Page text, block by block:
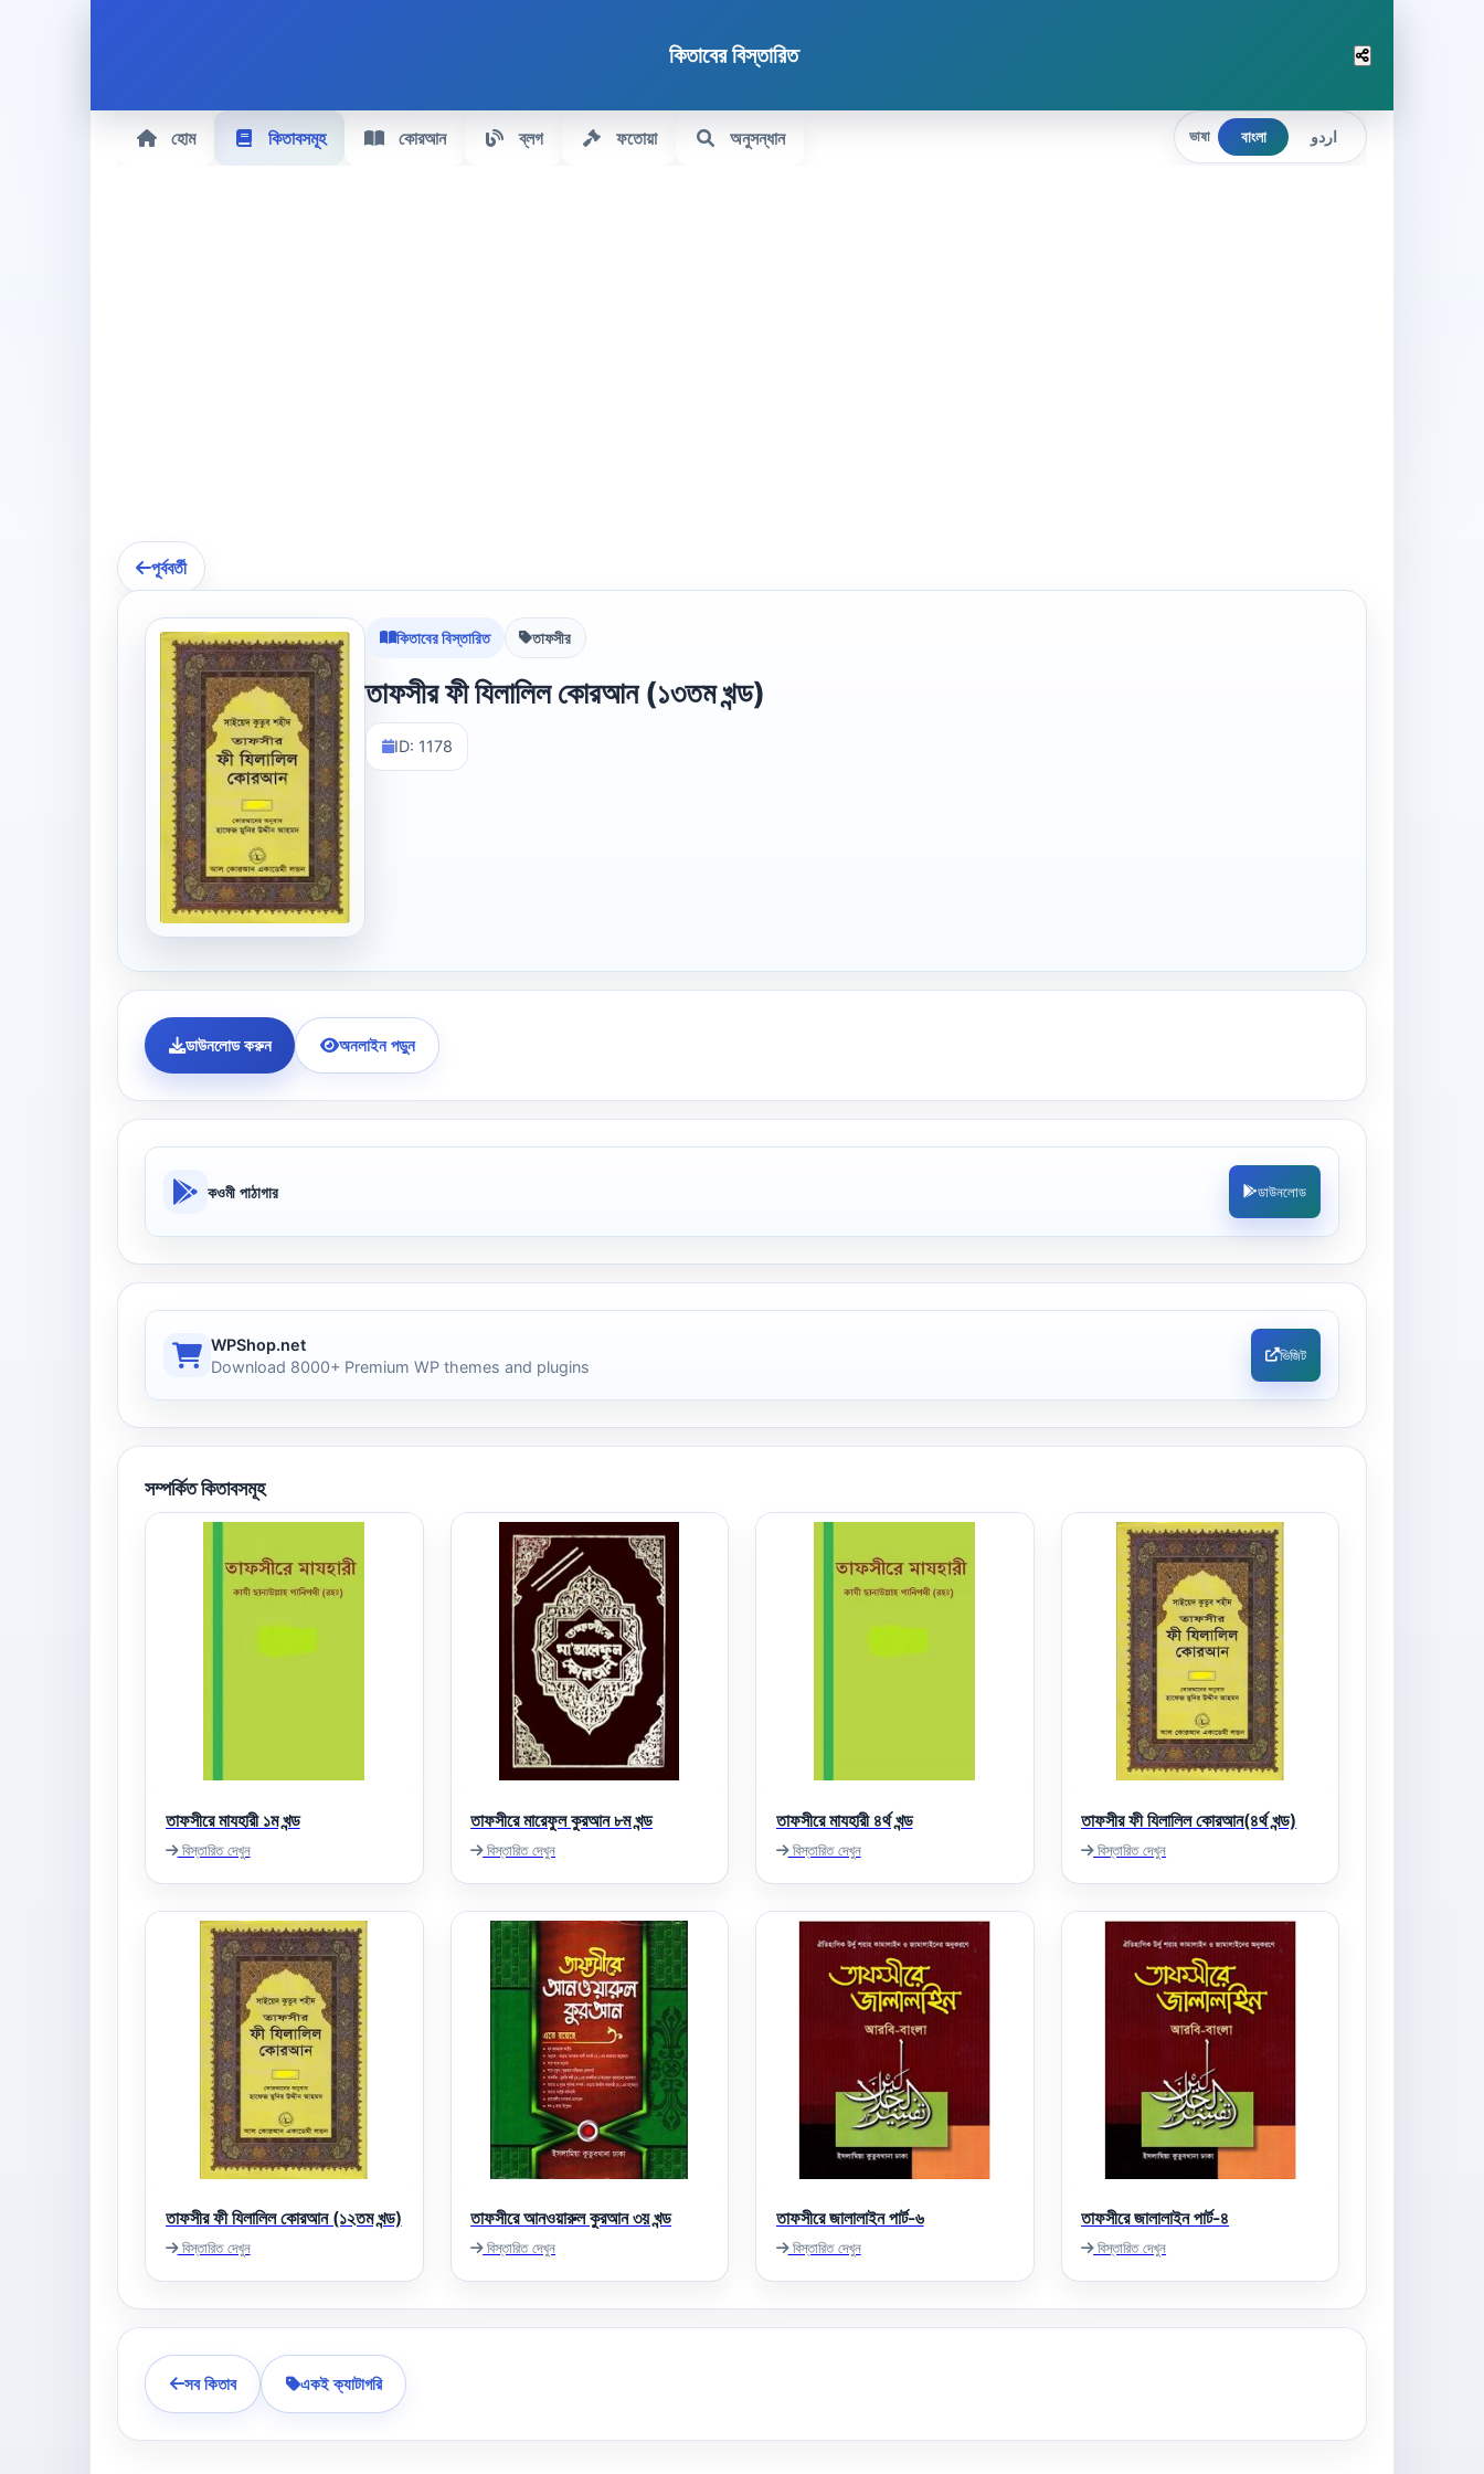
কিতাবের বিস্তারিত
হোম কিতাবসমূহ কোরআন ব্লগ ফতোয়া অনুসন্ধান ভাষা বাংলা اردو
পূর্ববর্তী
কিতাবের বিস্তারিত তাফসীর
তাফসীর ফী যিলালিল কোরআন (১৩তম খন্ড)
ID: 1178
ডাউনলোড করুন অনলাইন পড়ুন
কওমী পাঠাগার ডাউনলোড
WPShop.net
Download 8000+ Premium WP themes and plugins
ভিজিট
সম্পর্কিত কিতাবসমূহ
তাফসীরে মাযহারী ১ম খন্ড
বিস্তারিত দেখুন
তাফসীরে মারেফুল কুরআন ৮ম খন্ড
বিস্তারিত দেখুন
তাফসীরে মাযহারী ৪র্থ খন্ড
বিস্তারিত দেখুন
তাফসীর ফী যিলালিল কোরআন(৪র্থ খন্ড)
বিস্তারিত দেখুন
তাফসীর ফী যিলালিল কোরআন (১২তম খন্ড)
বিস্তারিত দেখুন
তাফসীরে আনওয়ারুল কুরআন ৩য় খন্ড
বিস্তারিত দেখুন
তাফসীরে জালালাইন পার্ট-৬
বিস্তারিত দেখুন
তাফসীরে জালালাইন পার্ট-৪
বিস্তারিত দেখুন
সব কিতাব একই ক্যাটাগরি